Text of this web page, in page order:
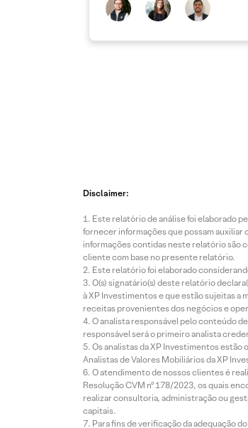
Disclaimer:
Este relatório de análise foi elaborado
fornecer informações que possam
informações contidas neste relatório são
cliente com base no presente relatório.
Este relatório foi elaborado
O(s) signatário(s) deste relatório
à XP Investimentos e que estão sujeitas a
receitas provenientes dos negócios e
O analista responsável pelo conteúdo
responsável será o primeiro analista
Os analistas da XP Investimentos estão
Analistas de Valores Mobiliários da XP
O atendimento de nossos clientes é
Resolução CVM nº 178/2023, os quais
realizar consultoria, administração ou
capitais.
Para fins de verificação da adequação